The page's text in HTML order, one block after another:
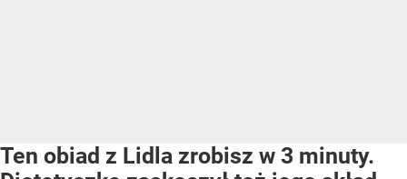
Ten obiad z Lidla zrobisz w 3 minuty.